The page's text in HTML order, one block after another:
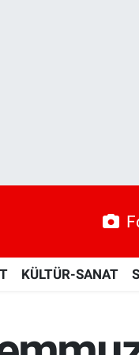
KÜLTÜR-SANAT